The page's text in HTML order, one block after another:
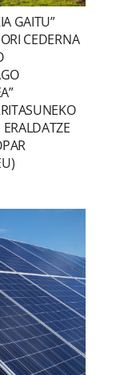
GAITU”
CEDERNA